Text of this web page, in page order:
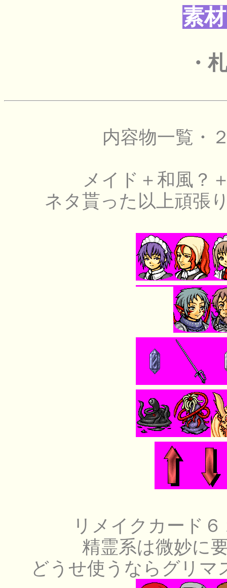
素
・
内容物一覧・
メイド＋和風？
ネタ貰った以上頑張
リメイクカード
精霊系は微妙に
どうせ使うならグリマ